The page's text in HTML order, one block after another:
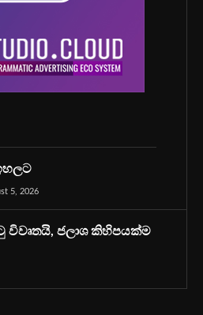
5, 2026
විවෘතයි, ජලාශ කිහිපයක්ම